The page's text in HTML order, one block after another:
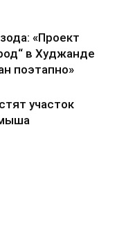
«Проект
в Худжанде
поэтапно»
участок